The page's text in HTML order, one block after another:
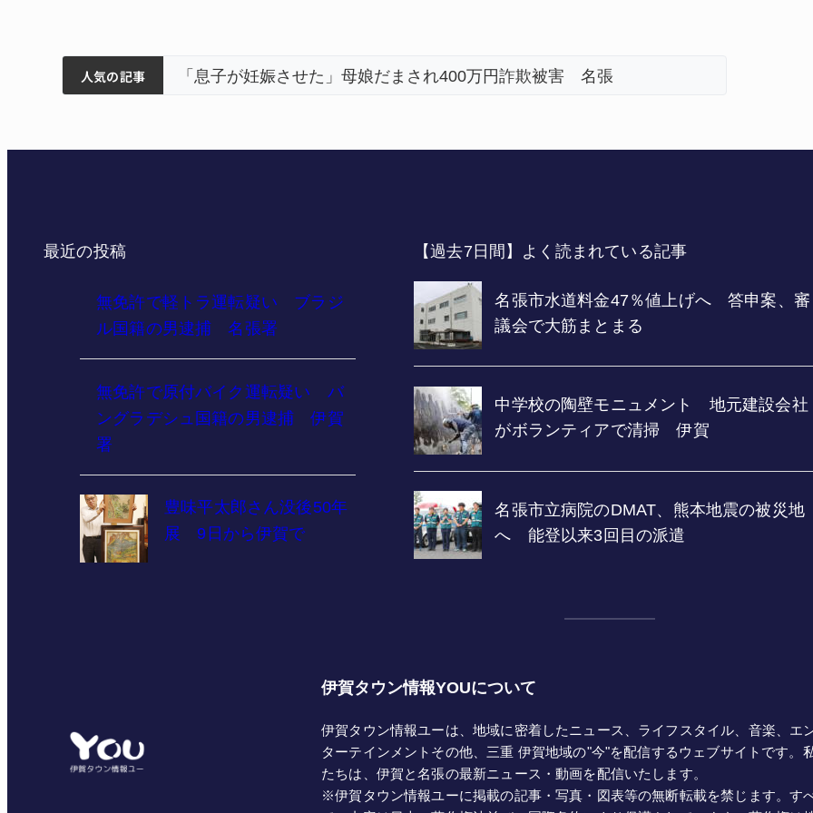
人気の記事
ィアで清掃 伊賀
3回目の派遣 特産「白鳳梨」の出荷最盛期 直売所にぎわう 伊賀
最近の投稿
無免許で軽トラ運転疑い ブラジ
ル国籍の男逮捕 名張署
無免許で原付バイク運転疑い バ
ングラデシュ国籍の男逮捕 伊賀
署
豊味平太郎さん没後50年
展 9日から伊賀で
【過去7日間】よく読まれている記事
伊賀タウン情報YOUについて
伊賀タウン情報ユーは、地域に密着したニュース、ライフスタイル、音楽、エ
ターテインメントその他、三重 伊賀地域の"今"を配信するウェブサイトです。
たちは、伊賀と名張の最新ニュース・動画を配信いたします。
※伊賀タウン情報ユーに掲載の記事・写真・図表等の無断転載を禁じます。す